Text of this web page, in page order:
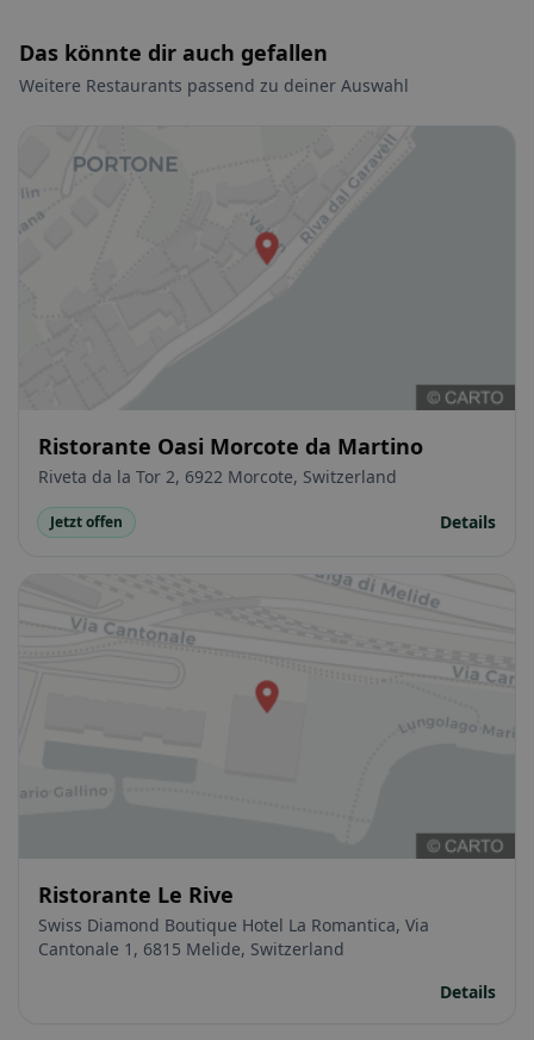
Das könnte dir auch gefallen
Weitere Restaurants passend zu deiner Auswahl
Ristorante Oasi Morcote da Martino
Riveta da la Tor 2, 6922 Morcote, Switzerland
Jetzt offen Details
Ristorante Le Rive
Swiss Diamond Boutique Hotel La Romantica, Via
Cantonale 1, 6815 Melide, Switzerland
Details